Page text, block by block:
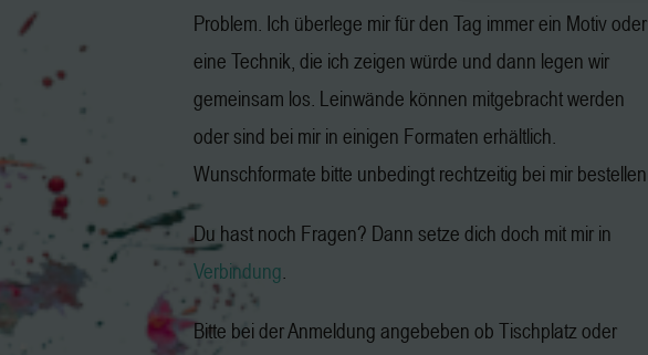
Problem. Ich überlege mir für den Tag immer ein Motiv oder
eine Technik, die ich zeigen würde und dann legen wir
gemeinsam los. Leinwände können mitgebracht werden
oder sind bei mir in einigen Formaten erhältlich.
Wunschformate bitte unbedingt rechtzeitig bei mir bestellen.
Du hast noch Fragen? Dann setze dich doch mit mir in
Verbindung
Bitte bei der Anmeldung angebeben ob Tischplatz oder